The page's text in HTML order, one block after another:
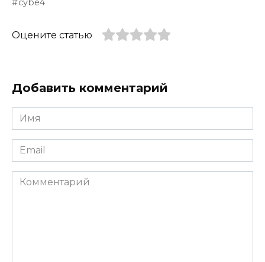
cybe4
Оцените статью
Добавить комментарий
Имя
*
Email
*
Комментарий